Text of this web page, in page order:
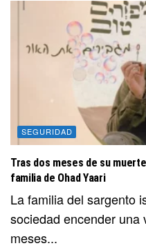
SEGURIDAD
Tras dos meses de su
familia de Ohad Yaari
La familia del sargento
sociedad encender una
meses...